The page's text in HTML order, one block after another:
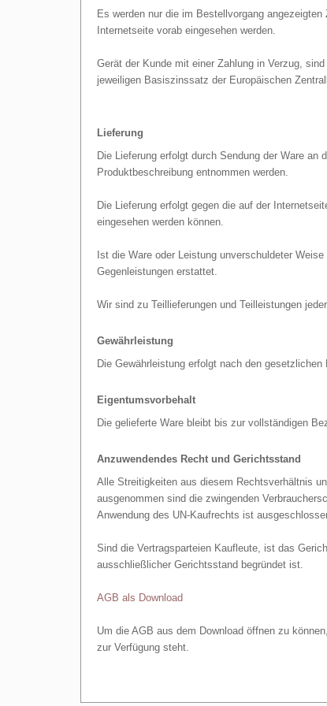
Es werden nur die im Bestellvorgang
Internetseite vorab eingesehen werden.
Gerät der Kunde mit einer Zahlung in Verzug,
jeweiligen Basiszinssatz der Europäischen
Lieferung
Die Lieferung erfolgt durch Sendung der Ware
Produktbeschreibung entnommen werden.
Die Lieferung erfolgt gegen die auf der
eingesehen werden können.
Ist die Ware oder Leistung unverschuldeter
Gegenleistungen erstattet.
Wir sind zu Teillieferungen und Teilleistungen
Gewährleistung
Die Gewährleistung erfolgt nach den gesetzlichen
Eigentumsvorbehalt
Die gelieferte Ware bleibt bis zur vollständigen
Anzuwendendes Recht und Gerichtsstand
Alle Streitigkeiten aus diesem Rechtsverhältnis
ausgenommen sind die zwingenden
Anwendung des UN-Kaufrechts ist
Sind die Vertragsparteien Kaufleute, ist das
ausschließlicher Gerichtsstand begründet ist.
AGB als Download
Um die AGB aus dem Download öffnen zu
zur Verfügung steht.